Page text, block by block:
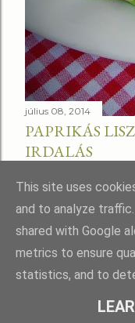
július 08, 2014
PAPRIKÁS
IRDALÁS
This site uses
and to analyze
shared with Google
metrics to ensure
statistics, and to